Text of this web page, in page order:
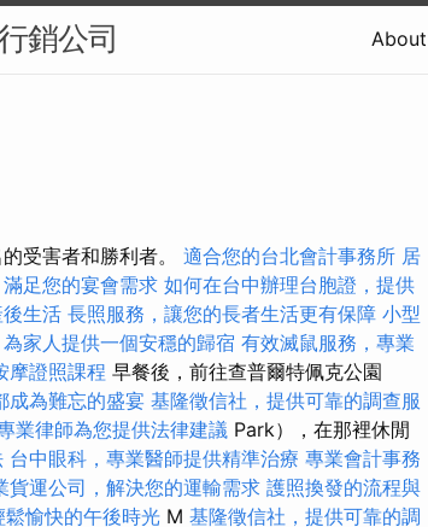
銷公司 About
受害者和勝利者。 適合您的台北會計事務所 居
足您的宴會需求 如何在台中辦理台胞證，提供
生活 長照服務，讓您的長者生活更有保障 小型
家人提供一個安穩的歸宿 有效滅鼠服務，專業
摩證照課程 早餐後，前往查普爾特佩克公園
成為難忘的盛宴 基隆徵信社，提供可靠的調查服
業律師為您提供法律建議 Park），在那裡休閒
台中眼科，專業醫師提供精準治療 專業會計事務
貨運公司，解決您的運輸需求 護照換發的流程與
愉快的午後時光 M 基隆徵信社，提供可靠的調